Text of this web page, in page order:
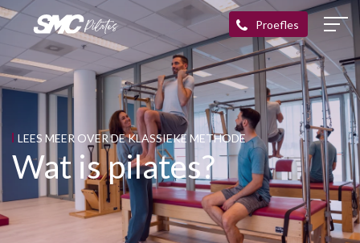
LEES MEER OVER DE KLASSIEKE METHODE
Wat is pilates?